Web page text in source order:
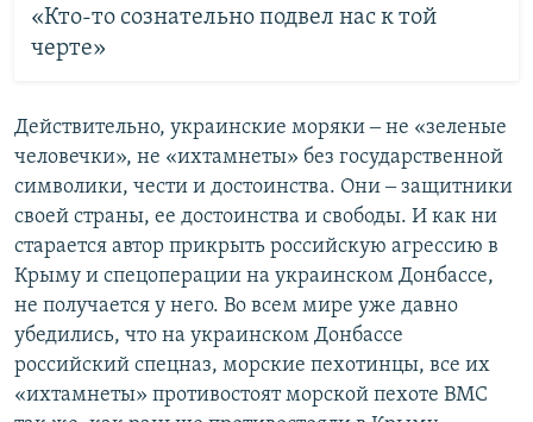
«Кто-то сознательно подвел нас к той
черте»
Действительно, украинские моряки ‒ не «зеленые
человечки», не «ихтамнеты» без государственной
символики, чести и достоинства. Они ‒ защитники
своей страны, ее достоинства и свободы. И как ни
старается автор прикрыть российскую агрессию в
Крыму и спецоперации на украинском Донбассе,
не получается у него. Во всем мире уже давно
убедились, что на украинском Донбассе
российский спецназ, морские пехотинцы, все их
«ихтамнеты» противостоят морской пехоте ВМС